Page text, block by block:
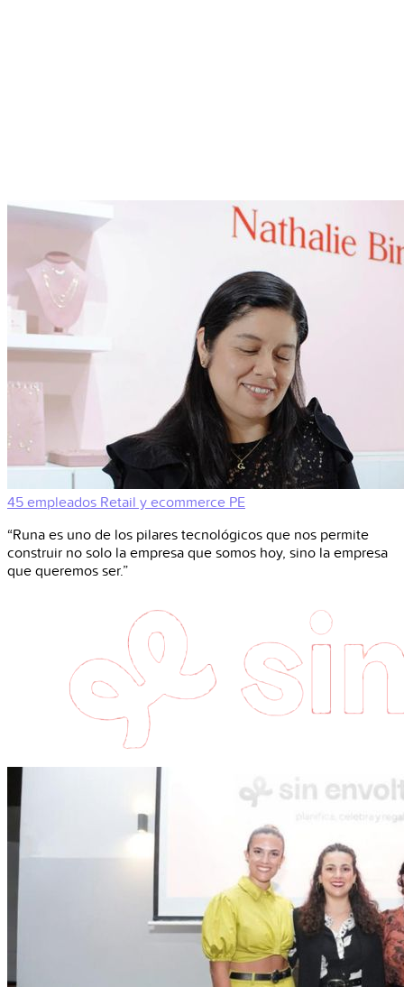
45 empleados Retail y ecommerce PE
“Runa es uno de los pilares tecnológicos que nos permite
construir no solo la empresa que somos hoy, sino la empresa
que queremos ser.”